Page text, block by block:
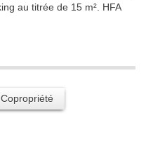
au titrée de 15 m². HFA
Copropriété